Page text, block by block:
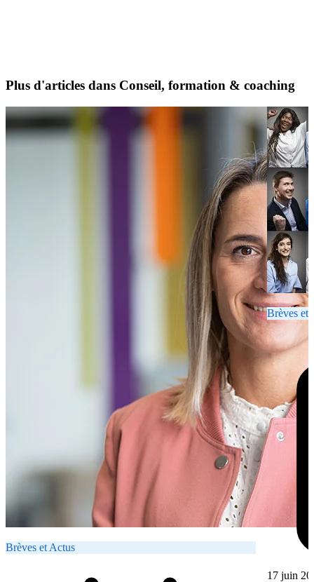
Plus d'articles dans Conseil, formation & coaching
Brèves et Actus
Brèves et
17 juin